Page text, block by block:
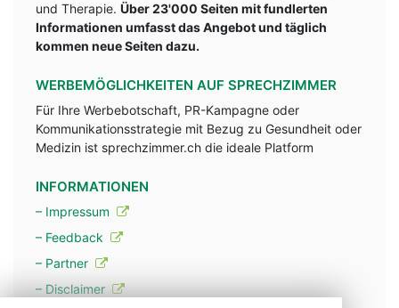
und Therapie. Über 23'000 Seiten mit fundlerten
Informationen umfasst das Angebot und täglich
kommen neue Seiten dazu.
WERBEMÖGLICHKEITEN AUF SPRECHZIMMER
Für Ihre Werbebotschaft, PR-Kampagne oder
Kommunikationsstrategie mit Bezug zu Gesundheit oder
Medizin ist sprechzimmer.ch die ideale Platform
INFORMATIONEN
– Impressum
– Feedback
– Partner
– Disclaimer